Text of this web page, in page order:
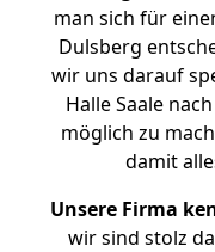
man sich für
Dulsberg
wir uns darauf
Halle Saale
möglich zu
damit
Unsere Firma
wir sind stolz